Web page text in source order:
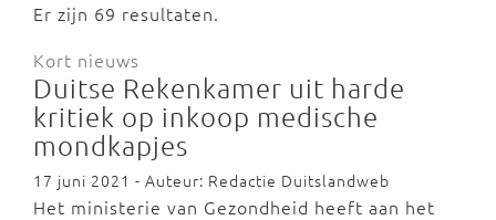
Er zijn 69 resultaten.
Kort nieuws
Duitse Rekenkamer uit harde
kritiek op inkoop medische
mondkapjes
17 juni 2021 - Auteur: Redactie Duitslandweb
Het ministerie van Gezondheid heeft aan het